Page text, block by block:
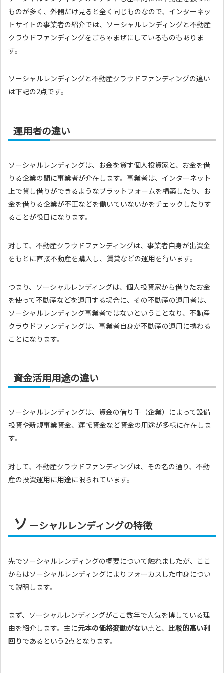
ものが多く、外側だけ見ると全く同じものなので、インターネッ
トサイトの事業者の紹介では、ソーシャルレンディングと不動産
クラウドファンディングをごちゃまぜにしているものもありま
す。
ソーシャルレンディングと不動産クラウドファンディングの違い
は下記の2点です。
運用者の違い
ソーシャルレンディングは、お金を貸す個人投資家と、お金を借
りる企業の間に事業者が介在します。事業者は、インターネット
上で貸し借りができるようなプラットフォームを構築したり、お
金を借りる企業が不正などを働いていないかをチェックしたりす
ることが役目になります。
対して、不動産クラウドファンディングは、事業者自身が出資金
をもとに直接不動産を購入し、賃貸などの運用を行います。
つまり、ソーシャルレンディングは、個人投資家から借りたお金
を使って不動産などを運用する場合に、その不動産の運用者は、
ソーシャルレンディング事業者ではないということなり、不動産
クラウドファンディングは、事業者自身が不動産の運用に携わる
ことになります。
資金活用用途の違い
ソーシャルレンディングは、資金の借り手（企業）によって設備
投資や新規事業資金、運転資金など資金の用途が多様に存在しま
す。
対して、不動産クラウドファンディングは、その名の通り、不動
産の投資運用に用途に限られています。
ソ ーシャルレンディングの特徴
先でソーシャルレンディングの概要について触れましたが、ここ
からはソーシャルレンディングによりフォーカスした中身につい
て説明します。
まず、ソーシャルレンディングがここ数年で人気を博している理
由を紹介します。主に元本の価格変動がない点と、 比較的高い利
回りであるという2点となります。